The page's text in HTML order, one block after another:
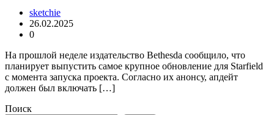
sketchie
26.02.2025
0
На прошлой неделе издательство Bethesda сообщило, что
планирует выпустить самое крупное обновление для Starfield
с момента запуска проекта. Согласно их анонсу, апдейт
должен был включать […]
Поиск